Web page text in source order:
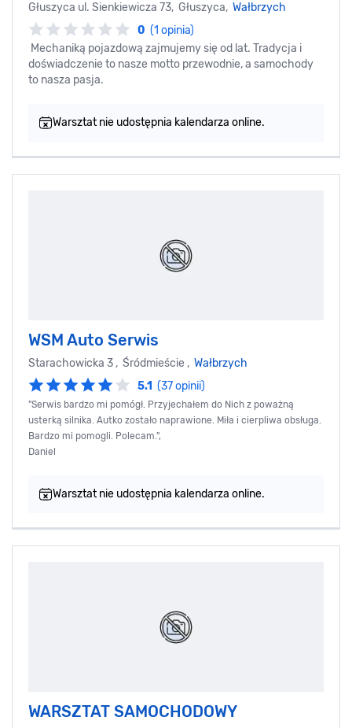
Głuszyca ul. Sienkiewicza 73, Głuszyca, Wałbrzych
0 (1 opinia)
Mechaniką pojazdową zajmujemy się od lat. Tradycja i
doświadczenie to nasze motto przewodnie, a samochody
to nasza pasja.
Warsztat nie udostępnia kalendarza online.
WSM Auto Serwis
Starachowicka 3 , Śródmieście , Wałbrzych
5.1 (37 opinii)
"Serwis bardzo mi pomógł. Przyjechałem do Nich z poważną
usterką silnika. Autko zostało naprawione. Miła i cierpliwa obsługa.
Bardzo mi pomogli. Polecam.",
Daniel
Warsztat nie udostępnia kalendarza online.
WARSZTAT SAMOCHODOWY